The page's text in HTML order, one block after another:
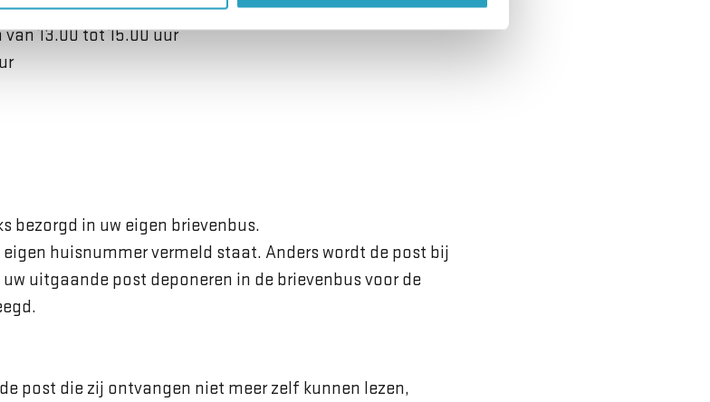
van 13.00 tot 15.00 uur
bezorgd in uw eigen brievenbus.
huisnummer vermeld staat. Anders wordt de post bij
uitgaande post deponeren in de brievenbus voor de
post die zij ontvangen niet meer zelf kunnen lezen,